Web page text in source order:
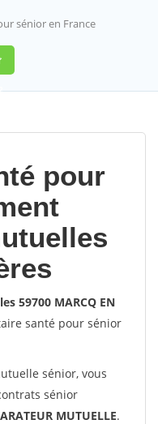
sénior en France
pour
59700 MARCQ EN
santé pour sénior
sénior, vous
sénior
MUTUELLE.